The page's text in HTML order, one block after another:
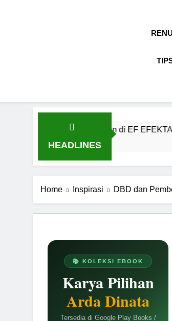
HEADLINES
Kekinian di EF EFEKTA English for
Home Inspirasi DBD dan
📚 KOLEKSI EBOOK
Karya Pilihan
Arda Dinata
Tersedia di Google Play Books /